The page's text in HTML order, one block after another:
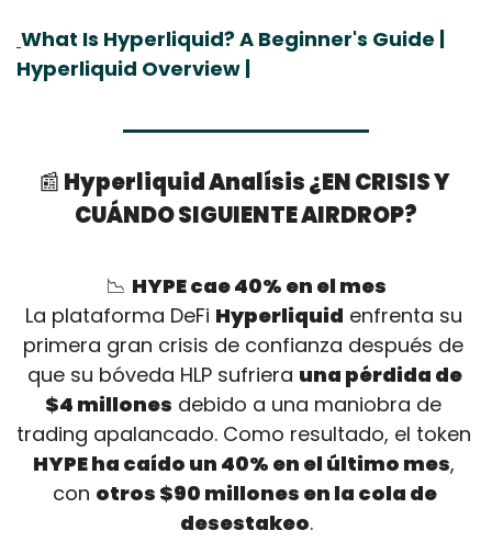
What Is Hyperliquid? A Beginner's Guide |
Hyperliquid Overview |
📰 Hyperliquid Analísis ¿EN CRISIS Y
CUÁNDO SIGUIENTE AIRDROP?
📉 HYPE cae 40% en el mes
La plataforma DeFi Hyperliquid enfrenta su
primera gran crisis de confianza después de
que su bóveda HLP sufriera una pérdida de
$4 millones debido a una maniobra de
HYPE ha caído un 40% en el último mes,
con otros $90 millones en la cola de
desestakeo.